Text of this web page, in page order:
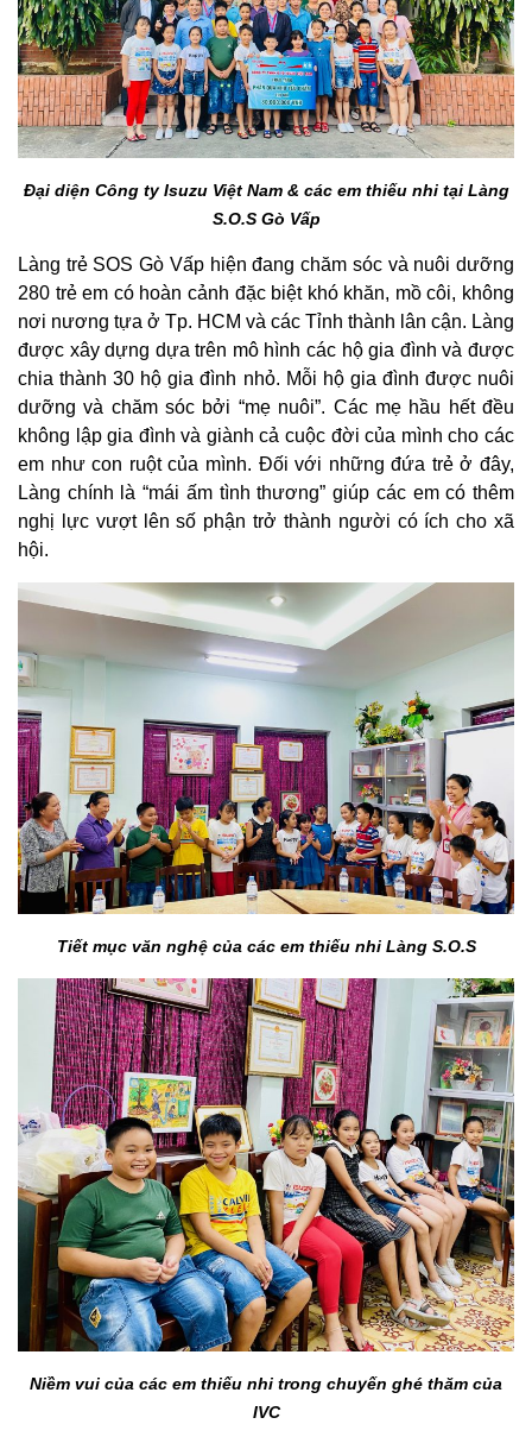
Đại diện Công ty Isuzu Việt Nam & các em thiếu nhi tại Làng
S.O.S Gò Vấp
Làng trẻ SOS Gò Vấp hiện đang chăm sóc và nuôi dưỡng
280 trẻ em có hoàn cảnh đặc biệt khó khăn, mồ côi, không
nơi nương tựa ở Tp. HCM và các Tỉnh thành lân cận. Làng
được xây dựng dựa trên mô hình các hộ gia đình và được
chia thành 30 hộ gia đình nhỏ. Mỗi hộ gia đình được nuôi
dưỡng và chăm sóc bởi “mẹ nuôi”. Các mẹ hầu hết đều
không lập gia đình và giành cả cuộc đời của mình cho các
em như con ruột của mình. Đối với những đứa trẻ ở đây,
Làng chính là “mái ấm tình thương” giúp các em có thêm
nghị lực vượt lên số phận trở thành người có ích cho xã
hội.
Tiết mục văn nghệ của các em thiếu nhi Làng S.O.S
Niềm vui của các em thiếu nhi trong chuyến ghé thăm của
IVC